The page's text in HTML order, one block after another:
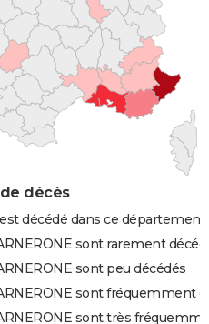
de décès
décédé dans ce département
sont rarement
sont peu décédés
sont fréquemment
sont très